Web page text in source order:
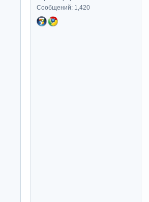
Сообщений: 1,420